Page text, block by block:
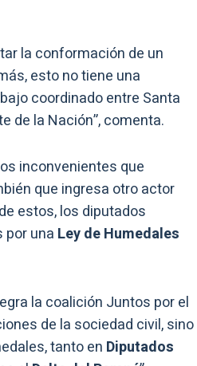
la conformación de un
esto no tiene una
coordinado entre Santa
de la Nación”, comenta.
inconvenientes que
que ingresa otro actor
estos, los diputados
por una Ley de Humedales
la coalición Juntos por el
de la sociedad civil, sino
tanto en Diputados